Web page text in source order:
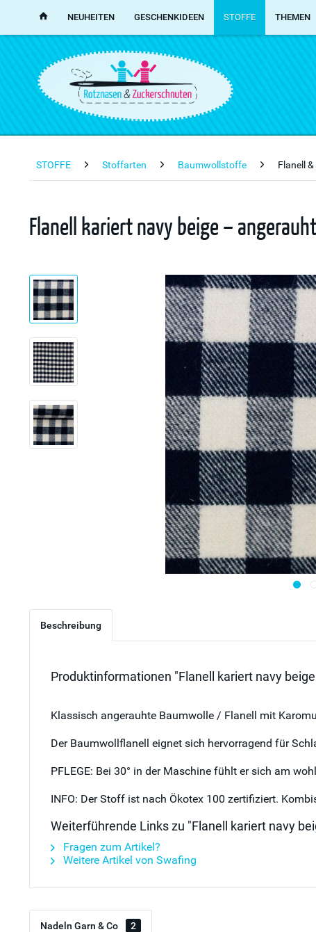
NEUHEITEN GESCHENKIDEEN STOFFE THEMEN
STOFFE Stoffarten Baumwollstoffe Flanell
Flanell kariert navy beige –
Beschreibung
Produktinformationen "Flanell kariert navy
Klassisch angerauhte Baumwolle / Flanell mit
Der Baumwollflanell eignet sich hervorragend für
PFLEGE: Bei 30° in der Maschine fühlt er sich am
INFO: Der Stoff ist nach Ökotex 100 zertifiziert.
Weiterführende Links zu "Flanell kariert navy
Fragen zum Artikel?
Weitere Artikel von Swafing
Nadeln Garn & Co 2